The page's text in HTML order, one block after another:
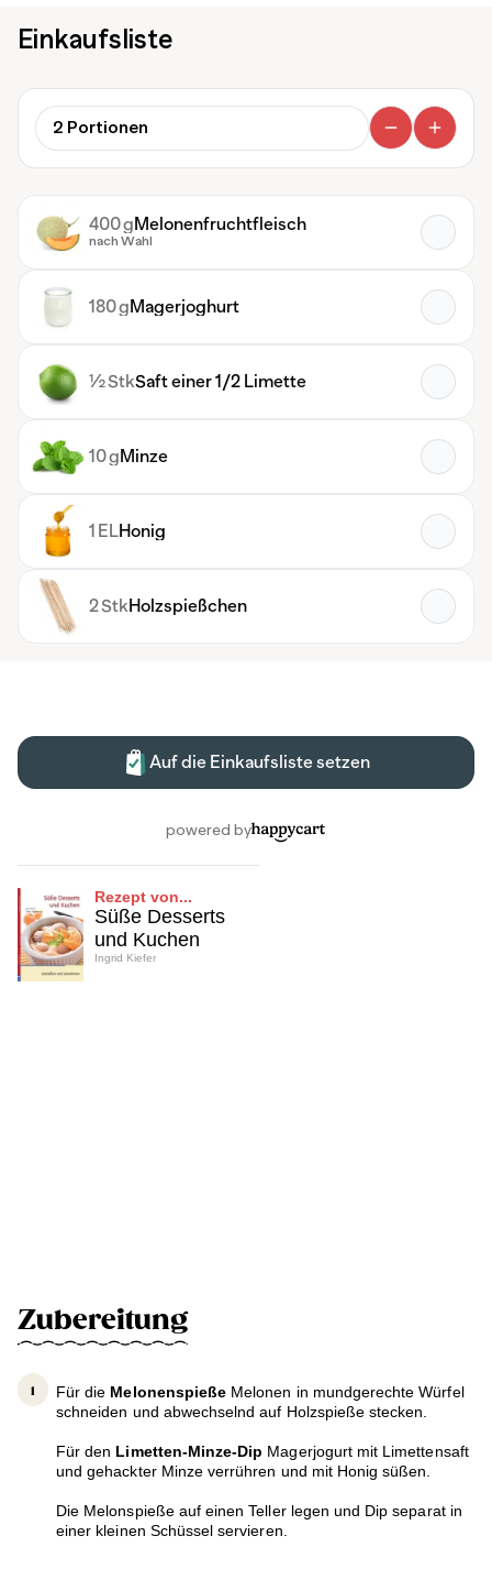
Rezept von...
Süße Desserts
und Kuchen
Ingrid Kiefer
Zubereitung
Für die Melonenspieße Melonen in mundgerechte Würfel
schneiden und abwechselnd auf Holzspieße stecken.
Für den Limetten-Minze-Dip Magerjogurt mit Limettensaft
und gehackter Minze verrühren und mit Honig süßen.
Die Melonspieße auf einen Teller legen und Dip separat in
einer kleinen Schüssel servieren.